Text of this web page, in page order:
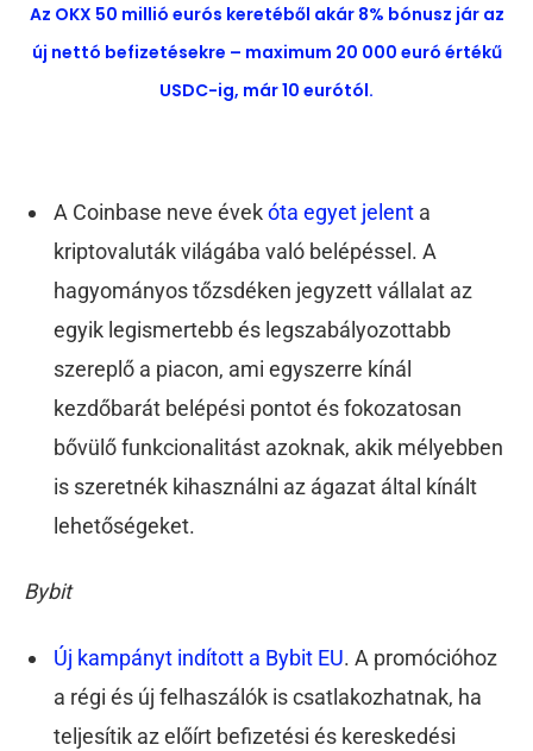
Az OKX 50 millió eurós keretéből akár 8% bónusz jár az
új nettó befizetésekre – maximum 20 000 euró értékű
USDC-ig, már 10 eurótól.
A Coinbase neve évekóta egyet jelent a
kriptovaluták világába való belépéssel. A
hagyományos tőzsdéken jegyzett vállalat az
egyik legismertebb és legszabályozottabb
szereplő a piacon, ami egyszerre kínál
kezdőbarát belépési pontot és fokozatosan
bővülő funkcionalitást azoknak, akik mélyebben
is szeretnék kihasználni az ágazat által kínált
lehetőségeket.
Bybit
Új kampányt indított a Bybit EU. A promócióhoz
a régi és új felhaszálók is csatlakozhatnak, ha
teljesítik az előírt befizetési és kereskedési